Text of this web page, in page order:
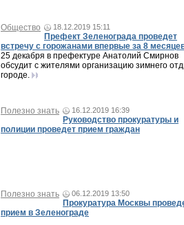
Общество 18.12.2019 15:11
Префект Зеленограда проведет
встречу с горожанами впервые за 8
25 декабря в префектуре Анатолий Смирнов
обсудит с жителями организацию зимнего
городе.
Полезно знать 16.12.2019 16:39
Руководство прокуратуры и
полиции проведет прием граждан
Полезно знать 06.12.2019 13:50
Прокуратура Москвы
прием в Зеленограде